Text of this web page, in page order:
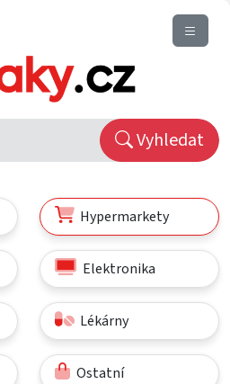
Vyhledat
Hypermarkety
Elektronika
Lékárny
Ostatní